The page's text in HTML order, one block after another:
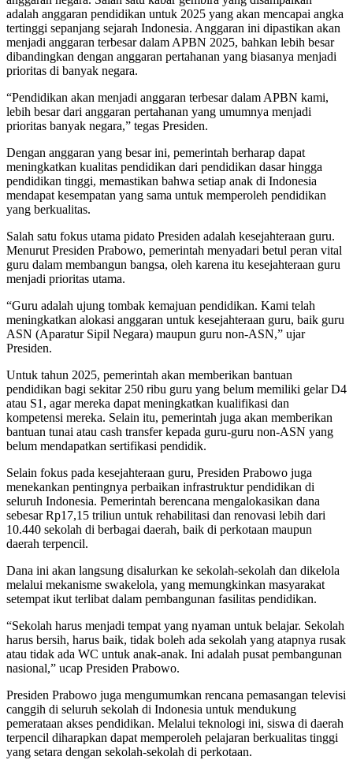
adalah anggaran pendidikan untuk 2025 yang akan mencapai angka
tertinggi sepanjang sejarah Indonesia. Anggaran ini dipastikan akan
menjadi anggaran terbesar dalam APBN 2025, bahkan lebih besar
dibandingkan dengan anggaran pertahanan yang biasanya menjadi
prioritas di banyak negara.
“Pendidikan akan menjadi anggaran terbesar dalam APBN kami,
lebih besar dari anggaran pertahanan yang umumnya menjadi
prioritas banyak negara,” tegas Presiden.
Dengan anggaran yang besar ini, pemerintah berharap dapat
meningkatkan kualitas pendidikan dari pendidikan dasar hingga
pendidikan tinggi, memastikan bahwa setiap anak di Indonesia
mendapat kesempatan yang sama untuk memperoleh pendidikan
yang berkualitas.
Salah satu fokus utama pidato Presiden adalah kesejahteraan guru.
Menurut Presiden Prabowo, pemerintah menyadari betul peran vital
guru dalam membangun bangsa, oleh karena itu kesejahteraan guru
menjadi prioritas utama.
“Guru adalah ujung tombak kemajuan pendidikan. Kami telah
meningkatkan alokasi anggaran untuk kesejahteraan guru, baik guru
ASN (Aparatur Sipil Negara) maupun guru non-ASN,” ujar
Presiden.
Untuk tahun 2025, pemerintah akan memberikan bantuan
pendidikan bagi sekitar 250 ribu guru yang belum memiliki gelar D4
atau S1, agar mereka dapat meningkatkan kualifikasi dan
kompetensi mereka. Selain itu, pemerintah juga akan memberikan
bantuan tunai atau cash transfer kepada guru-guru non-ASN yang
belum mendapatkan sertifikasi pendidik.
Selain fokus pada kesejahteraan guru, Presiden Prabowo juga
menekankan pentingnya perbaikan infrastruktur pendidikan di
seluruh Indonesia. Pemerintah berencana mengalokasikan dana
sebesar Rp17,15 triliun untuk rehabilitasi dan renovasi lebih dari
10.440 sekolah di berbagai daerah, baik di perkotaan maupun
daerah terpencil.
Dana ini akan langsung disalurkan ke sekolah-sekolah dan dikelola
melalui mekanisme swakelola, yang memungkinkan masyarakat
setempat ikut terlibat dalam pembangunan fasilitas pendidikan.
“Sekolah harus menjadi tempat yang nyaman untuk belajar. Sekolah
harus bersih, harus baik, tidak boleh ada sekolah yang atapnya rusak
atau tidak ada WC untuk anak-anak. Ini adalah pusat pembangunan
nasional,” ucap Presiden Prabowo.
Presiden Prabowo juga mengumumkan rencana pemasangan televisi
canggih di seluruh sekolah di Indonesia untuk mendukung
pemerataan akses pendidikan. Melalui teknologi ini, siswa di daerah
terpencil diharapkan dapat memperoleh pelajaran berkualitas tinggi
yang setara dengan sekolah-sekolah di perkotaan.